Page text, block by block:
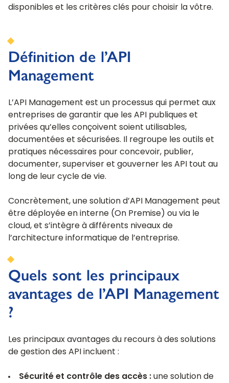
disponibles et les critères clés pour choisir la vôtre.
Définition de l’API
Management
L’API Management est un processus qui permet aux
entreprises de garantir que les API publiques et
privées qu’elles conçoivent soient utilisables,
documentées et sécurisées. Il regroupe les outils et
pratiques nécessaires pour concevoir, publier,
documenter, superviser et gouverner les API tout au
long de leur cycle de vie.
Concrètement, une solution d’API Management peut
être déployée en interne (On Premise) ou via le
cloud, et s’intègre à différents niveaux de
l’architecture informatique de l’entreprise.
Quels sont les principaux
avantages de l’API Management
?
Les principaux avantages du recours à des solutions
de gestion des API incluent :
Sécurité et contrôle des accès : une solution de